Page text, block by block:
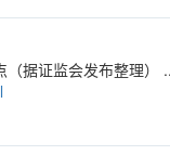
据证监会发布整理）